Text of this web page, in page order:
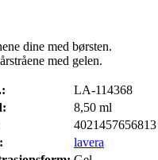
dine med børsten.
med gelen.
LA-114368
8,50 ml
4021457656813
lavera